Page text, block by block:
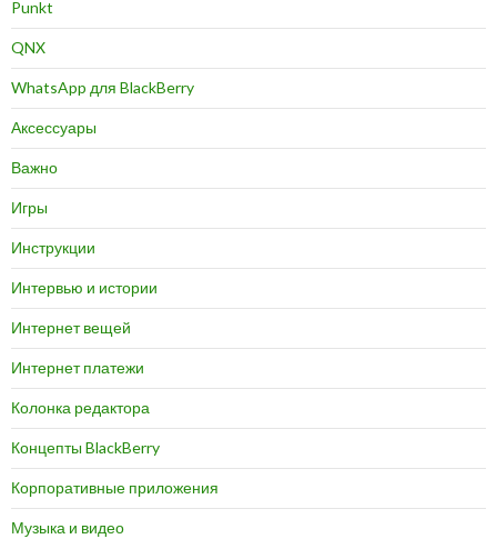
Punkt
QNX
WhatsApp для BlackBerry
Аксессуары
Важно
Игры
Инструкции
Интервью и истории
Интернет вещей
Интернет платежи
Колонка редактора
Концепты BlackBerry
Корпоративные приложения
Музыка и видео